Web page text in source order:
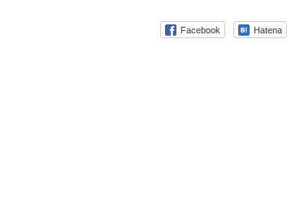
Facebook Hatena